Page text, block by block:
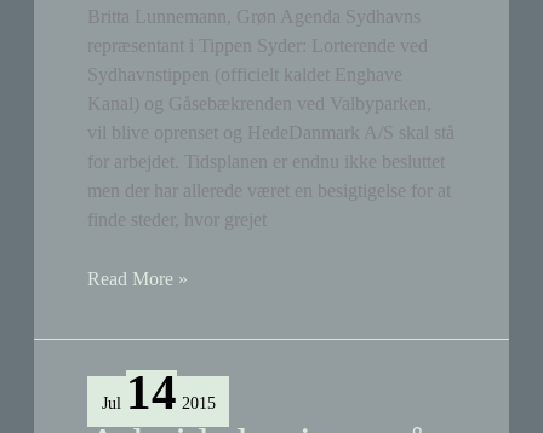
Britta Lunnemann, Grøn Agenda Sydhavns
repræsentant i Tippen Syder: Lorterende ved
Sydhavnstippen (officielt kaldet Enghave
Kanal) og Gåsebækrenden ved Valbyparken,
vil blive oprenset og HedeDanmark A/S skal stå
for arbejdet. Tidsplanen er endnu ikke besluttet
men der har allerede været en besigtigelse for at
finde steder, hvor grejet
Oprensning
Lorterenden
Gåsebækrenden
Read More »
Jul 14 2015